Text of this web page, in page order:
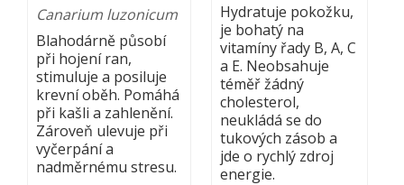
Canarium luzonicum
Blahodárně působí
při hojení ran,
stimuluje a posiluje
krevní oběh. Pomáhá
při kašli a zahlenění.
Zároveň ulevuje při
vyčerpání a
nadměrnému stresu.
Hydratuje pokožku,
je bohatý na
vitamíny řady B, A, C
a E. Neobsahuje
téměř žádný
cholesterol,
neukládá se do
tukových zásob a
jde o rychlý zdroj
energie.